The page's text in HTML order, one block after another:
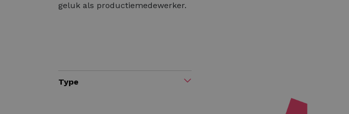
geluk als productiemedewerker.
Type